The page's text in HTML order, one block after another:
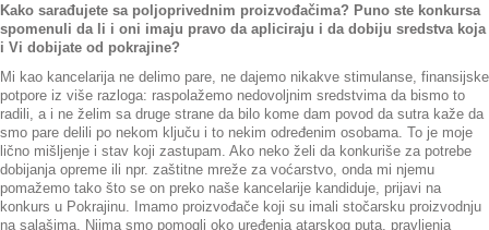
Kako sarađujete sa poljoprivednim proizvođačima? Puno ste konkursa
spomenuli da li i oni imaju pravo da apliciraju i da dobiju sredstva koja
i Vi dobijate od pokrajine?
Mi kao kancelarija ne delimo pare, ne dajemo nikakve stimulanse, finansijske
potpore iz više razloga: raspolažemo nedovoljnim sredstvima da bismo to
radili, a i ne želim sa druge strane da bilo kome dam povod da sutra kaže da
smo pare delili po nekom ključu i to nekim određenim osobama. To je moje
lično mišljenje i stav koji zastupam. Ako neko želi da konkuriše za potrebe
dobijanja opreme ili npr. zaštitne mreže za voćarstvo, onda mi njemu
pomažemo tako što se on preko naše kancelarije kandiduje, prijavi na
konkurs u Pokrajinu. Imamo proizvođače koji su imali stočarsku proizvodnju
na salašima. Njima smo pomogli oko uređenja atarskog puta, pravljenja